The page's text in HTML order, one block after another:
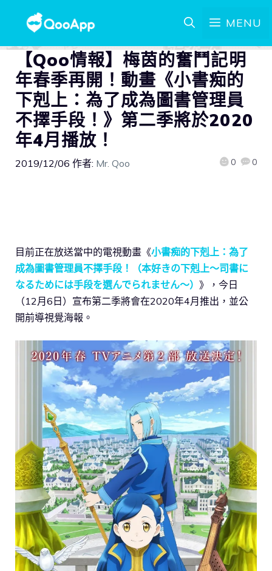
MENU
【Qoo情報】梅茵的奮鬥記明
年春季再開！動畫《小書痴的
下剋上：為了成為圖書管理員
不擇手段！》第二季將於2020
年4月播放！
2019/12/06 作者: Mr. Qoo 0 0
目前正在放送當中的電視動畫《小書痴的下剋上：為了
成為圖書管理員不擇手段！（本好きの下剋上〜司書に
なるためには手段を選んでられません〜） 》，今日
（12月6日）宣布第二季將會在2020年4月推出，並公
開前導視覺海報。